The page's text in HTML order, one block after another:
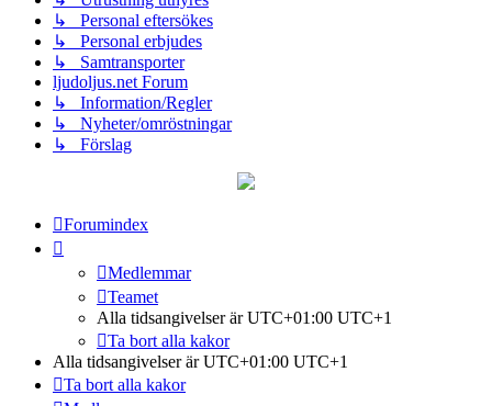
↳ Personal eftersökes
↳ Personal erbjudes
↳ Samtransporter
ljudoljus.net Forum
↳ Information/Regler
↳ Nyheter/omröstningar
↳ Förslag
Forumindex
Medlemmar
Teamet
Alla tidsangivelser är UTC+01:00 UTC+1
Ta bort alla kakor
Alla tidsangivelser är UTC+01:00 UTC+1
Ta bort alla kakor